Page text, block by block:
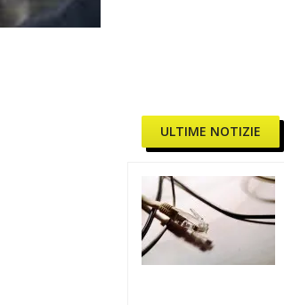
ULTIME NOTIZIE